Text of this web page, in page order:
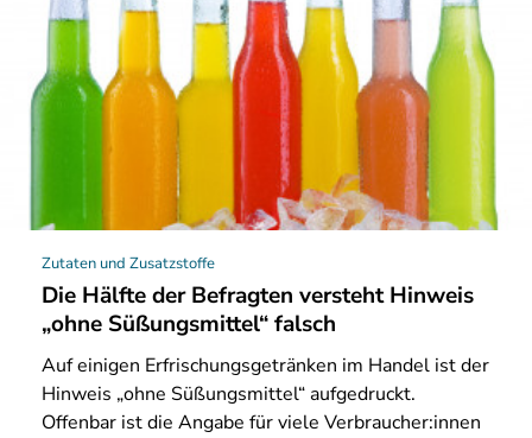
Zutaten und Zusatzstoffe
Die Hälfte der Befragten versteht Hinweis
„ohne Süßungsmittel“ falsch
Aufeinigen Erfrischungsgetränken im Handel ist der
Hinweis „ohne Süßungsmittel“ aufgedruckt.
Offenbar ist die Angabe für viele Verbraucher:innen